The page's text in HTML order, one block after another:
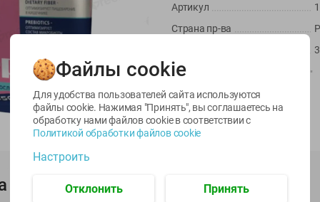
руб./шт
-22%
Икра
трески
тихоокеанской
деликатесная
Лунское море 120г
ж/б ключ
120г
-17%
сельди
тихоокеанской
Лунское море 120г
Артикул
Страна пр-ва
Производитель:
ЧТПУП "Пэтс Фуд"
Штрихкод:4812743002373
Файлы cookie
Для удобства пользователей сайта используются
файлы cookie. Нажимая "Принять", вы соглашаетесь на
обработку нами файлов cookie в соответствии с
Политикой обработки файлов cookie
Настроить
Отклонить Принять